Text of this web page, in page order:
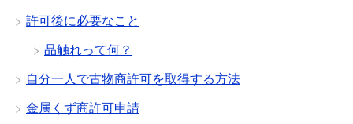
許可後に必要なこと
品触れって何？
自分一人で古物商許可を取得する方法
金属くず商許可申請